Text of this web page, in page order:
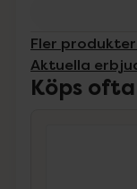
Fler produkter
Aktuella
Köps